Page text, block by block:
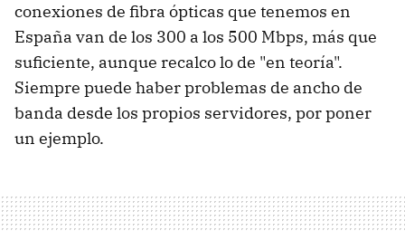
conexiones de fibra ópticas que tenemos en
España van de los 300 a los 500 Mbps, más que
suficiente, aunque recalco lo de "en teoría".
Siempre puede haber problemas de ancho de
banda desde los propios servidores, por poner
un ejemplo.